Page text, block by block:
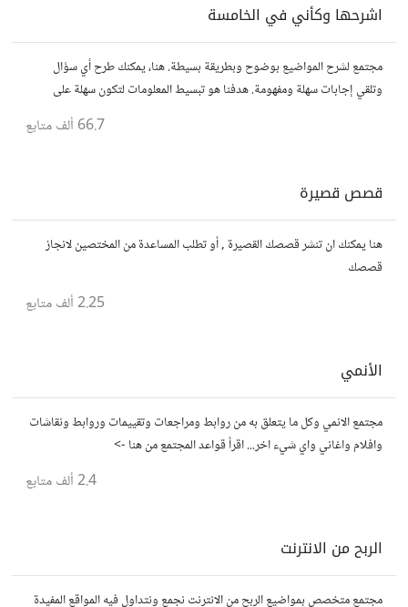
اشرحها وكأني في الخامسة
مجتمع لشرح المواضيع بوضوح وبطريقة بسيطة. هنا، يمكنك طرح أي سؤال
وتلقي إجابات سهلة ومفهومة. هدفنا هو تبسيط المعلومات لتكون سهلة على
66.7 ألف متابع
قصص قصيرة
هنا يمكنك ان تنشر قصصك القصيرة , أو تطلب المساعدة من المختصين لانجاز
قصصك
2.25 ألف متابع
الأنمي
مجتمع الانمي وكل ما يتعلق به من روابط ومراجعات وتقييمات وروابط ونقاشات
وافلام واغاني واي شيء اخر... اقرأ قواعد المجتمع من هنا ->
2.4 ألف متابع
الربح من الانترنت
مجتمع متخصص بمواضيع الربح من الانترنت نجمع ونتداول فيه المواقع المفيدة